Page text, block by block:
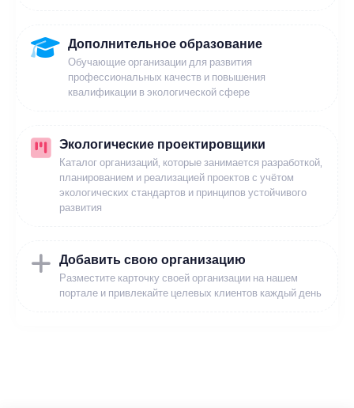
Дополнительное образование
Обучающие организации для развития
профессиональных качеств и повышения
квалификации в экологической сфере
Экологические проектировщики
Каталог организаций, которые занимается разработкой,
планированием и реализацией проектов с учётом
экологических стандартов и принципов устойчивого
развития
Добавить свою организацию
Разместите карточку своей организации на нашем
портале и привлекайте целевых клиентов каждый день